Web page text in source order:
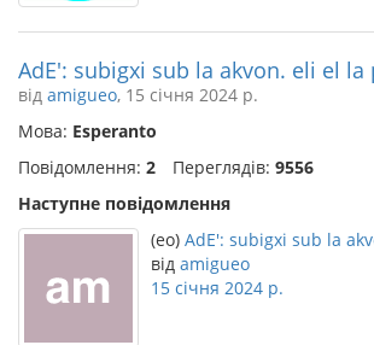
AdE': subigxi sub la akvon. eli el la
від amigueo, 15 січня 2024 р.
Мова: Esperanto
Повідомлення: 2 Переглядів: 9556
Наступне повідомлення
(eo) AdE': subigxi sub la
від amigueo
15 січня 2024 р.